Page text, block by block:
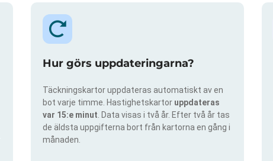
Hur görs uppdateringarna?
Täckningskartor uppdateras automatiskt av en
bot varje timme. Hastighetskartor uppdateras
var 15:e minut . Data visas i två år. Efter två år tas
de äldsta uppgifterna bort från kartorna en gång i
månaden.